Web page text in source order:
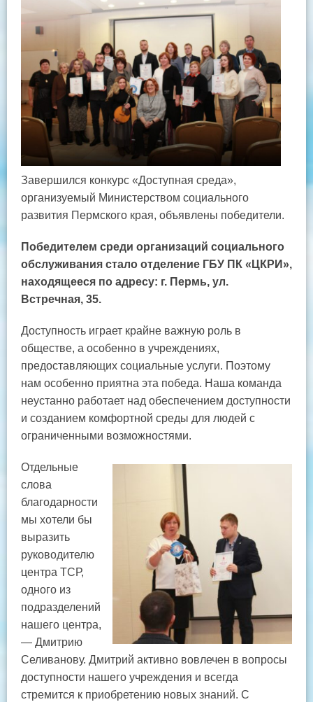
Завершился конкурс «Доступная среда»,
организуемый Министерством социального
развития Пермского края, объявлены победители.
Победителем среди организаций социального
обслуживания стало отделение ГБУ ПК «ЦКРИ»,
находящееся по адресу: г. Пермь, ул.
Встречная, 35.
Доступность играет крайне важную роль в
обществе, а особенно в учреждениях,
предоставляющих социальные услуги. Поэтому
нам особенно приятна эта победа. Наша команда
неустанно работает над обеспечением доступности
и созданием комфортной среды для людей с
ограниченными возможностями.
Отдельные
слова
благодарности
мы хотели бы
выразить
руководителю
центра ТСР,
одного из
подразделений
нашего центра,
— Дмитрию
Селиванову. Дмитрий активно вовлечен в вопросы
доступности нашего учреждения и всегда
стремится к приобретению новых знаний. С